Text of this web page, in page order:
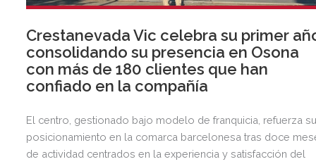
Crestanevada Vic celebra su primer
consolidando su presencia en Osona
con más de 180 clientes que han
confiado en la compañía
El centro, gestionado bajo modelo de franquicia, refuerza
posicionamiento en la comarca barcelonesa tras doce
de actividad centrados en la experiencia y satisfacción del